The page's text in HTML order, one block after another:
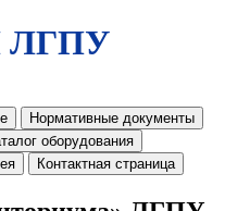
ЛГПУ
Нормативные документы
оборудования
Контактная страница